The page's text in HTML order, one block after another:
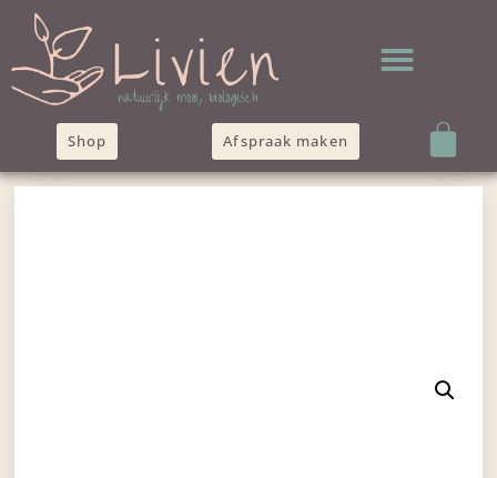
Shop Afspraak maken